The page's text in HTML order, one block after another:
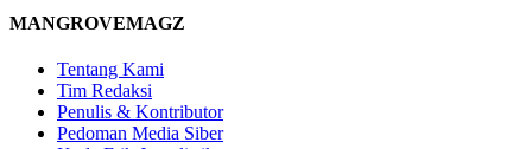
MANGROVEMAGZ
Tentang Kami
Tim Redaksi
Penulis & Kontributor
Pedoman Media Siber